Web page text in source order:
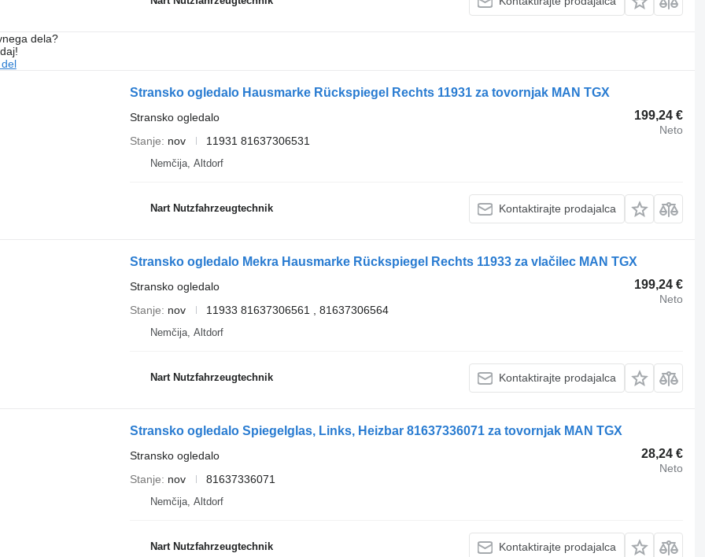
dela?
Stransko ogledalo Hausmarke Rückspiegel Rechts 11931 za tovornjak MAN TGX
199,24 €
Neto
Stransko ogledalo
Stanje
nov 11931 81637306531
Nemčija, Altdorf
Nart Nutzfahrzeugtechnik Kontaktirajte prodajalca
Stransko ogledalo Mekra Hausmarke Rückspiegel Rechts 11933 za vlačilec MAN TGX
199,24 €
Neto
Stransko ogledalo
Stanje
nov 11933 81637306561 , 81637306564
Nemčija, Altdorf
Nart Nutzfahrzeugtechnik Kontaktirajte prodajalca
Stransko ogledalo Spiegelglas, Links, Heizbar 81637336071 za tovornjak MAN TGX
28,24 €
Neto
Stransko ogledalo
Stanje
nov 81637336071
Nemčija, Altdorf
Nart Nutzfahrzeugtechnik Kontaktirajte prodajalca